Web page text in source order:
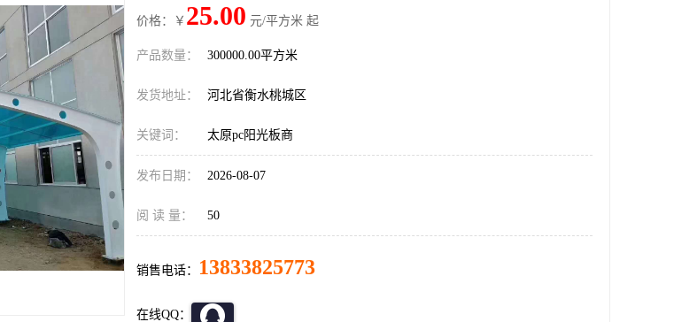
价格：￥ 25.00 元/平方米 起
产品数量： 300000.00平方米
发货地址： 河北省衡水桃城区
关键词： 太原pc阳光板商
发布日期： 2026-08-07
阅 读 量： 50
销售电话： 13833825773
在线QQ：